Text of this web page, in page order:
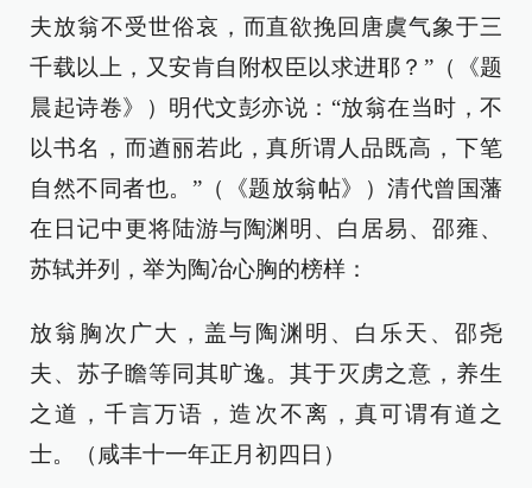
夫放翁不受世俗哀，而直欲挽回唐虞气象于三
千载以上，又安肯自附权臣以求进耶？”（《题
晨起诗卷》）明代文彭亦说：“放翁在当时，不
以书名，而遒丽若此，真所谓人品既高，下笔
自然不同者也。”（《题放翁帖》）清代曾国藩
在日记中更将陆游与陶渊明、白居易、邵雍、
苏轼并列，举为陶冶心胸的榜样：
放翁胸次广大，盖与陶渊明、白乐天、邵尧
夫、苏子瞻等同其旷逸。其于灭虏之意，养生
之道，千言万语，造次不离，真可谓有道之
士。（咸丰十一年正月初四日）